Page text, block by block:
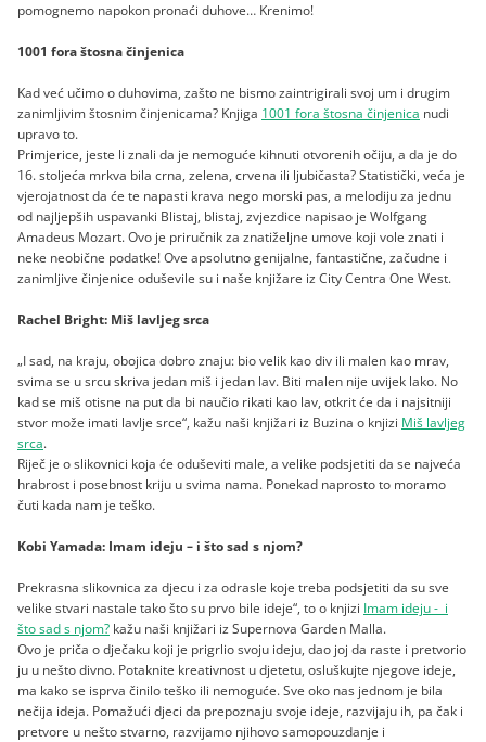
pomognemo napokon pronaći duhove… Krenimo!
1001 fora štosna činjenica
Kad već učimo o duhovima, zašto ne bismo zaintrigirali svoj um i drugim
zanimljivim štosnim činjenicama? Knjiga 1001 fora štosna činjenica nudi
upravo to.
Primjerice, jeste li znali da je nemoguće kihnuti otvorenih očiju, a da je do
16. stoljeća mrkva bila crna, zelena, crvena ili ljubičasta? Statistički, veća je
vjerojatnost da će te napasti krava nego morski pas, a melodiju za jednu
od najljepših uspavanki Blistaj, blistaj, zvjezdice napisao je Wolfgang
Amadeus Mozart. Ovo je priručnik za znatiželjne umove koji vole znati i
neke neobične podatke! Ove apsolutno genijalne, fantastične, začudne i
zanimljive činjenice oduševile su i naše knjižare iz City Centra One West.
Rachel Bright: Miš lavljeg srca
„I sad, na kraju, obojica dobro znaju: bio velik kao div ili malen kao mrav,
svima se u srcu skriva jedan miš i jedan lav. Biti malen nije uvijek lako. No
kad se miš otisne na put da bi naučio rikati kao lav, otkrit će da i najsitniji
stvor može imati lavlje srce“, kažu naši knjižari iz Buzina o knjizi Miš lavljeg
srca.
Riječ je o slikovnici koja će oduševiti male, a velike podsjetiti da se najveća
hrabrost i posebnost kriju u svima nama. Ponekad naprosto to moramo
čuti kada nam je teško.
Kobi Yamada: Imam ideju – i što sad s njom?
Prekrasna slikovnica za djecu i za odrasle koje treba podsjetiti da su sve
velike stvari nastale tako što su prvo bile ideje“, to o knjizi Imam ideju - i
što sad s njom? kažu naši knjižari iz Supernova Garden Malla.
Ovo je priča o dječaku koji je prigrlio svoju ideju, dao joj da raste i pretvorio
ju u nešto divno. Potaknite kreativnost u djetetu, osluškujte njegove ideje,
ma kako se isprva činilo teško ili nemoguće. Sve oko nas jednom je bila
nečija ideja. Pomažući djeci da prepoznaju svoje ideje, razvijaju ih, pa čak i
pretvore u nešto stvarno, razvijamo njihovo samopouzdanje i